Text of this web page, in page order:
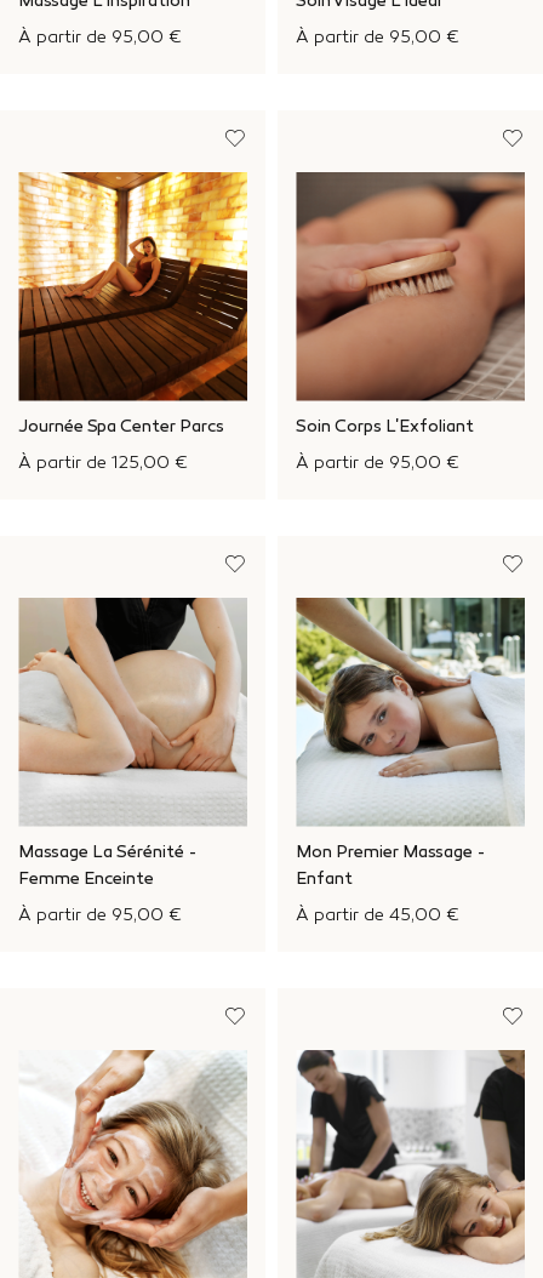
À partir de 95,00 €
À partir de 95,00 €
Journée Spa Center Parcs
À partir de 125,00 €
Soin Corps L'Exfoliant
À partir de 95,00 €
Massage La Sérénité -
Femme Enceinte
À partir de 95,00 €
Mon Premier Massage -
Enfant
À partir de 45,00 €